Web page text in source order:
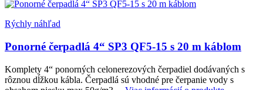
Rýchly náhľad
Ponorné čerpadlá 4“ SP3 QF5-15 s 20 m káblom
Komplety 4“ ponorných celonerezových čerpadiel dodávaných s
rôznou dĺžkou kábla. Čerpadlá sú vhodné pre čerpanie vody s